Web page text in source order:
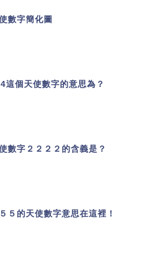
數字簡化圖
這個天使數字的意思為？
數字２２２２的含義是？
５的天使數字意思在這裡！